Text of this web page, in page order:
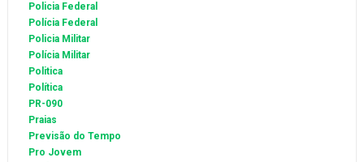
Policia Federal
Polícia Federal
Policia Militar
Polícia Militar
Politica
Política
PR-090
Praias
Previsão do Tempo
Pro Jovem